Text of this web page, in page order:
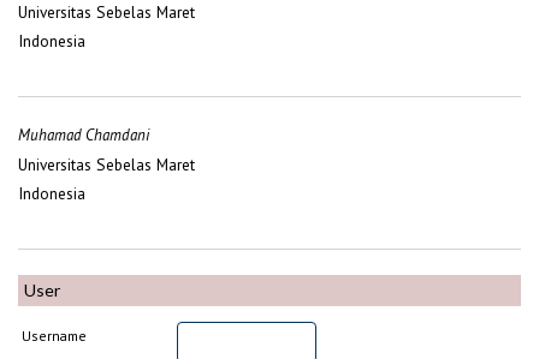
Universitas Sebelas Maret
Indonesia
Muhamad Chamdani
Universitas Sebelas Maret
Indonesia
User
Username